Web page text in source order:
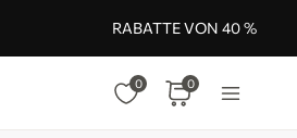
RABATTE VON 40 %
0 0